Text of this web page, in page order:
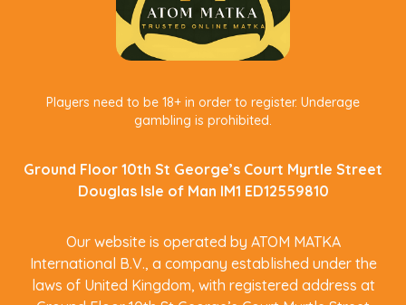
Players need to be 18+ in order to register. Underage
gambling is prohibited.
Ground Floor 10th St George’s Court Myrtle Street
Douglas Isle of Man IM1 ED12559810
Our website is operated by ATOM MATKA
International B.V., a company established under the
laws of United Kingdom, with registered address at